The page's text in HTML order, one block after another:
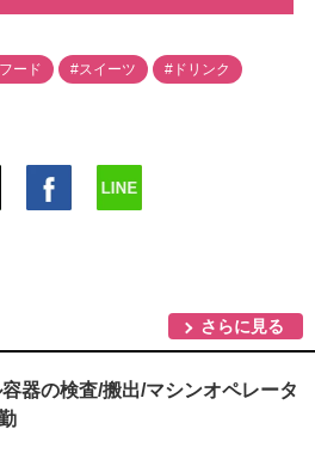
ード #スイーツ #ドリンク
さらに見る
器の検査/搬出/マシンオペレータ